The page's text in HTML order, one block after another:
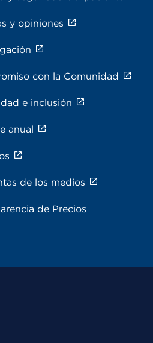
y opiniones
con la Comunidad
e inclusión
anual
de los medios
de Precios